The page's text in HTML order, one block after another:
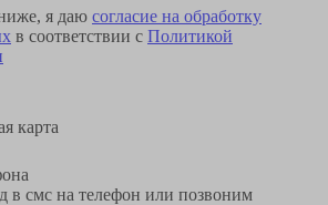
я даю согласие на обработку
в соответствии с Политикой
карта
в смс на телефон или позвоним